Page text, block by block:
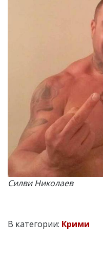
Силви Николаев
В категории: Крими